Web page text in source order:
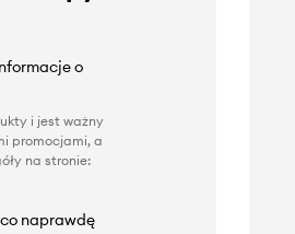
o
i jest ważny
promocjami, a
na stronie:
naprawdę